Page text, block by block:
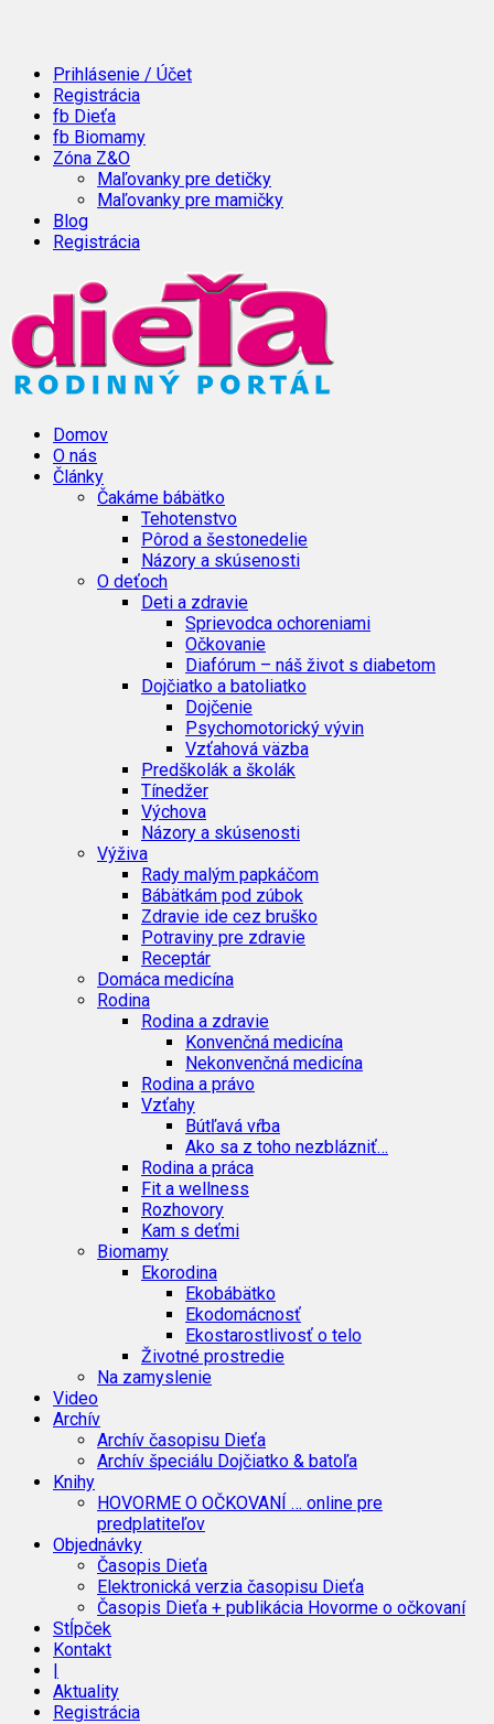
Prihlásenie / Účet
Registrácia
fb Dieťa
fb Biomamy
Zóna Z&O
Maľovanky pre detičky
Maľovanky pre mamičky
Blog
Registrácia
Domov
O nás
Články
Čakáme bábätko
Tehotenstvo
Pôrod a šestonedelie
Názory a skúsenosti
O deťoch
Deti a zdravie
Sprievodca ochoreniami
Očkovanie
Diafórum – náš život s diabetom
Dojčiatko a batoliatko
Dojčenie
Psychomotorický vývin
Vzťahová väzba
Predškolák a školák
Tínedžer
Výchova
Názory a skúsenosti
Výživa
Rady malým papkáčom
Bábätkám pod zúbok
Zdravie ide cez bruško
Potraviny pre zdravie
Receptár
Domáca medicína
Rodina
Rodina a zdravie
Konvenčná medicína
Nekonvenčná medicína
Rodina a právo
Vzťahy
Bútľavá vŕba
Ako sa z toho nezblázniť…
Rodina a práca
Fit a wellness
Rozhovory
Kam s deťmi
Biomamy
Ekorodina
Ekobábätko
Ekodomácnosť
Ekostarostlivosť o telo
Životné prostredie
Na zamyslenie
Video
Archív
Archív časopisu Dieťa
Archív špeciálu Dojčiatko & batoľa
Knihy
HOVORME O OČKOVANÍ … online pre
predplatiteľov
Objednávky
Časopis Dieťa
Elektronická verzia časopisu Dieťa
Časopis Dieťa + publikácia Hovorme o očkovaní
Stĺpček
Kontakt
|
Aktuality
Registrácia